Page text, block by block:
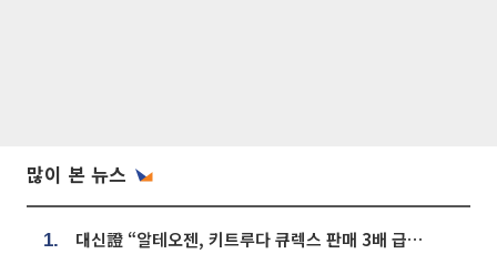
많이 본 뉴스
1. 대신證 “알테오젠, 키트루다 큐렉스 판매 3배 급증…목표가 41만원 상향”